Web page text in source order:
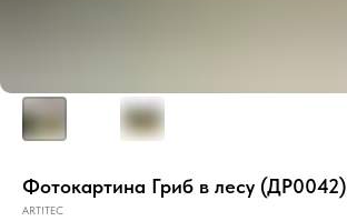
Фотокартина Гриб в лесу (ДР0042)
ARTITEC